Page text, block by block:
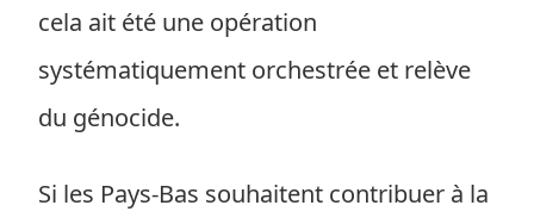
cela ait été une opération
systématiquement orchestrée et relève
du génocide.
Si les Pays-Bas souhaitent contribuer à la